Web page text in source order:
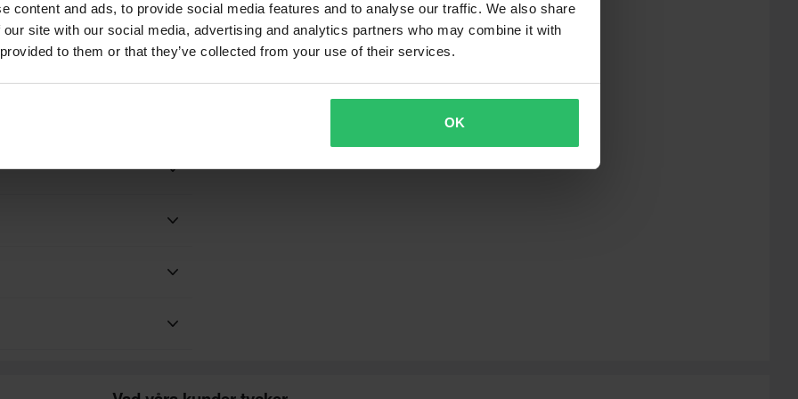
content and ads, to provide social media features and to analyse our traffic. We also share
site with our social media, advertising and analytics partners who may combine it with
to them or that they’ve collected from your use of their services.
OK
< 2% aromatics
for Cosmetic
farmakopénamn,
Kit
hitta ett bättre pris hos en